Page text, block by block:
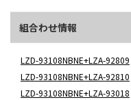
組合わせ情報
LZD-93108NBNE+LZA-92809
LZD-93108NBNE+LZA-92810
LZD-93108NBNE+LZA-93018